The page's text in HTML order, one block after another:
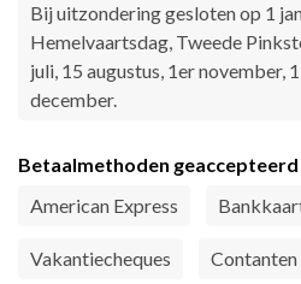
Bij uitzondering gesloten op 1
Hemelvaartsdag, Tweede
juli, 15 augustus, 1er november,
december.
Betaalmethoden geaccepteerd
American Express
Vakantiecheques Contanten